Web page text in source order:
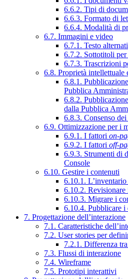
6.6.2. Tipi di
6.6.3. Formato di
6.6.4. Modalità di
6.7. Immagini e video
6.7.1. Testo
6.7.2. Sottotitoli
6.7.3. Trascrizioni
6.8. Proprietà intellettuale
6.8.1.
Pubblica
6.8.2.
dalla Pubblica
6.8.3. Consenso
6.9. Ottimizzazione per i
6.9.1. I fattori on-
6.9.2. I fattori off-
6.9.3. Strumenti di
Console
6.10. Gestire i contenuti
6.10.1.
6.10.2. Revisionare
6.10.3. Migrare i
6.10.4. Pubblicare i
7. Progettazione dell’interazione
7.1. Caratteristiche
7.2. User stories per
7.2.1. Differenza
7.3. Flussi di interazione
7.4. Wireframe
7.5. Prototipi interattivi